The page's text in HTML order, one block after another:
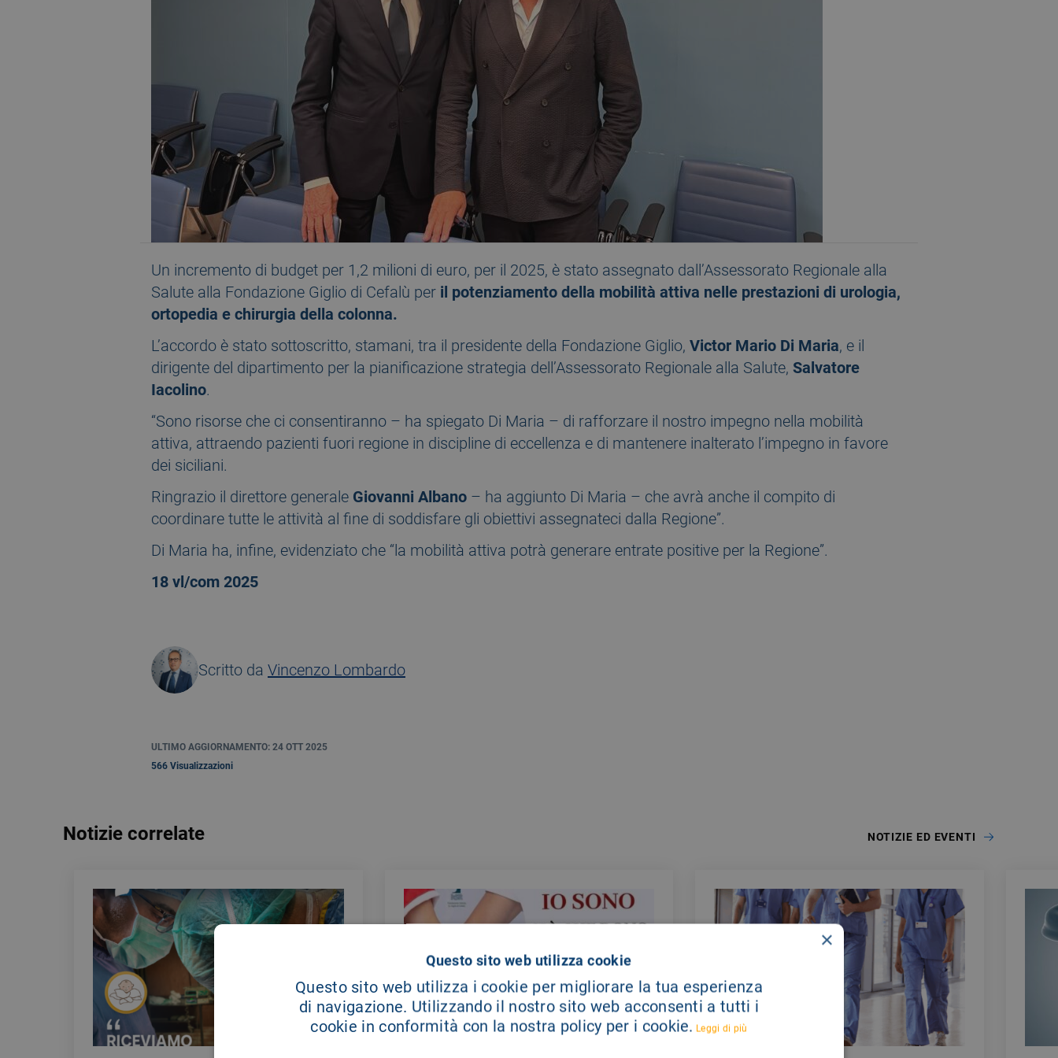
Un incremento di budget per 1,2 milioni di euro, per il 2025, è stato assegnato dall’Assessorato Regionale alla
Salute alla Fondazione Giglio di Cefalù per il potenziamento della mobilità attiva nelle prestazioni di urologia,
ortopedia e chirurgia della colonna.
L’accordo è stato sottoscritto, stamani, tra il presidente della Fondazione Giglio, Victor Mario Di Maria, e il
dirigente del dipartimento per la pianificazione strategia dell’Assessorato Regionale alla Salute, Salvatore
Iacolino.
“Sono risorse che ci consentiranno – ha spiegato Di Maria – di rafforzare il nostro impegno nella mobilità
attiva, attraendo pazienti fuori regione in discipline di eccellenza e di mantenere inalterato l’impegno in favore
dei siciliani.
Ringrazio il direttore generale Giovanni Albano – ha aggiunto Di Maria – che avrà anche il compito di
coordinare tutte le attività al fine di soddisfare gli obiettivi assegnateci dalla Regione”.
Di Maria ha, infine, evidenziato che “la mobilità attiva potrà generare entrate positive per la Regione”.
18 vl/com 2025
Scritto da Vincenzo Lombardo
ULTIMO AGGIORNAMENTO: 24 OTT 2025
566 Visualizzazioni
Notizie correlate NOTIZIE ED EVENTI
×
Questo sito web utilizza cookie
Questo sito web utilizza i cookie per migliorare la tua esperienza
di navigazione. Utilizzando il nostro sito web acconsenti a tutti i
cookie in conformità con la nostra policy per i cookie. Leggi di più